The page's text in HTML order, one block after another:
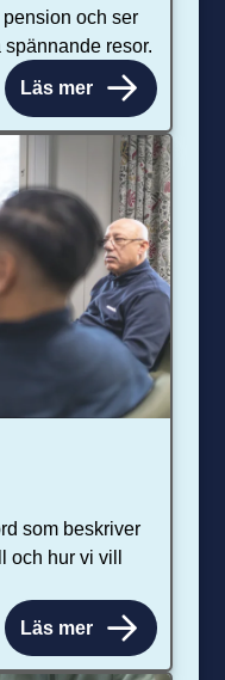
och ser
resor.
Läs mer
som beskriver
och hur vi vill
Läs mer